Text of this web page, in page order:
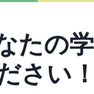
たの
さい！